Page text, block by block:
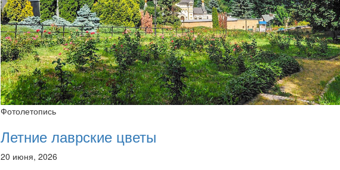
Фотолетопись
Летние лаврские цветы
20 июня, 2026